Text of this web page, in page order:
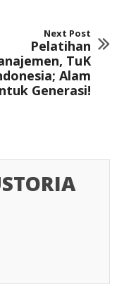
Next Post
Pelatihan
TuK
Alam
Generasi!